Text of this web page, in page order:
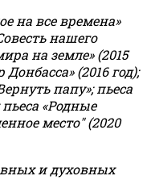
на все времена»
нашего
на земле» (2015
(2016 год);
папу»; пьеса
пьеса «Родные
место" (2020
и духовных